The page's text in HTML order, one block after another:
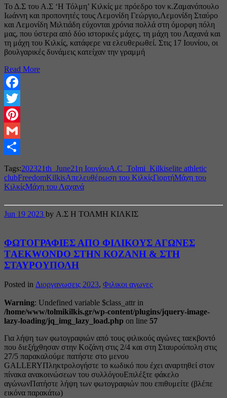
Το Δ.Σ του Α.Σ ‘Η Τόλμη’ Κιλκίς με πρόεδρο τον κ.Ζαμανόπουλο
Ιωάννη και προπονητές τους Λεμονίδη Γεώργιο,Λεμονίδη Σταύρο
και Λεμονίδη Μιλτιάδη εύχονται χρόνια πολλά στη όμορφη πόλη
μας, που ύστερα από δύο ιστορικές μάχες, τη μάχη του Λαχανά και
τη μάχη του Κιλκίς, κατάφερε να ελευθερωθεί. Στις 17 Ιουνίου, οι
βουλγαρικές δυνάμεις κατείχαν την γραμμή
Read More
Facebook
Twitter
Pinterest
Gmail
Tags:202321th_June21η ΙουνίουA.C_Tolmi_Kilkiselite athletic
clubFreedomKilkisΑπελευθέρωση του ΚιλκίςΓιορτήΜάχη του
ΚιλκίςΜάχη του Λαχανά
Jun 19 2023 by Α.Σ Η ΤΟΛΜΗ ΚΙΛΚΙΣ
ΦΩΤΟΓΡΑΦΙΕΣ ΑΠΟ ΦΙΛΙΚΟΥΣ ΑΓΩΝΕΣ
ΤAEKWONDO ΣΤΗΝ ΚΟΖΑΝΗ & ΣΤΗ
ΣΤΑΥΡΟΥΠΟΛΗ
Posted in Διοργανωσεις 2023, Φιλικοι αγωνες
Warning: Undefined variable $class_attr in
/home/www/tolmikilkis.gr/wp-content/plugins/jquery-image-
lazy-loading/jq_img_lazy_load.php on line 57
Για λήψη των φωτογραφιών από τους φιλικούς αγώνες ταεκβοντό
που διεξήχθησαν στην Κοζάνη στις 2/4 και στη Σταυρούπολη στις
27/5 παρακαλούμε πατήστε στο μενου
GALLERYΠληκτρολογήστε το κωδικό που έχει αναρτηθεί στον
πίνακα ανακοινώσεων του συλλόγουΕπιλέξτε φάκελο
αγώνωνΠατήστε λήψη των φωτογραφιών που επιθυμείτε (βλέπε
εικόνα παρακάτω)